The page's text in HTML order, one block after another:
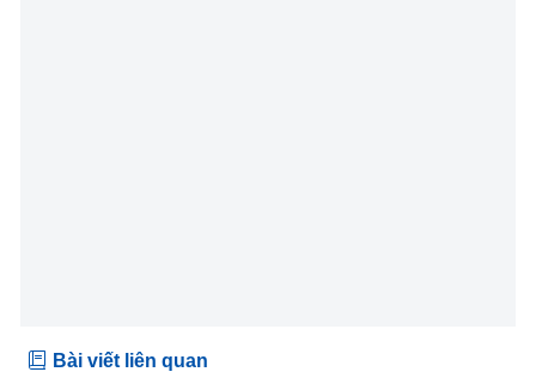
Bài viết liên quan